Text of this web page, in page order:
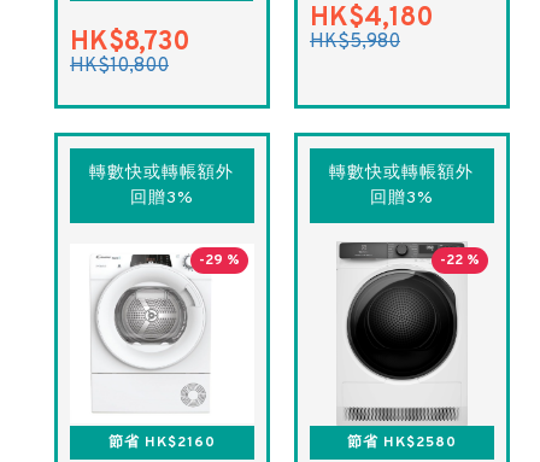
HK$8,730
HK$10,800
HK$4,180
HK$5,980
轉數快或轉帳額外
回贈3%
-29 %
節省 HK$2160
轉數快或轉帳額外
回贈3%
-22 %
節省 HK$2580